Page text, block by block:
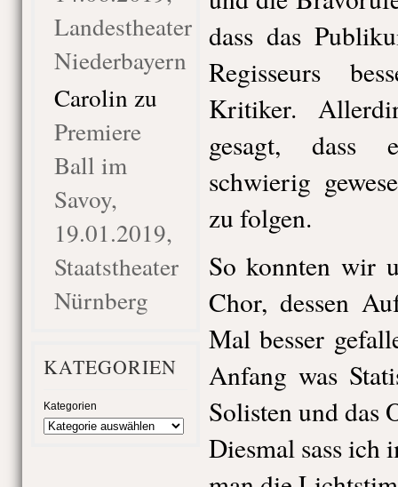
Landestheater
Niederbayern
Carolin zu
Premiere
Ball im
Savoy,
19.01.2019,
Staatstheater
Nürnberg
KATEGORIEN
Kategorien
dass das
Regisseurs
Kritiker.
gesagt, dass
schwierig
zu folgen.
So konnten wir
Chor, dessen
Mal besser
Anfang was
Solisten und das
Diesmal sass ich